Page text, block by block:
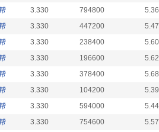
3.330 794800
3.330 447200
3.330 238400
3.330 196600
3.330 378400
3.330 104200
3.330 594000
3.330 754600